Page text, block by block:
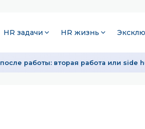
HR задачи HR жизнь
работы: вторая работа или side